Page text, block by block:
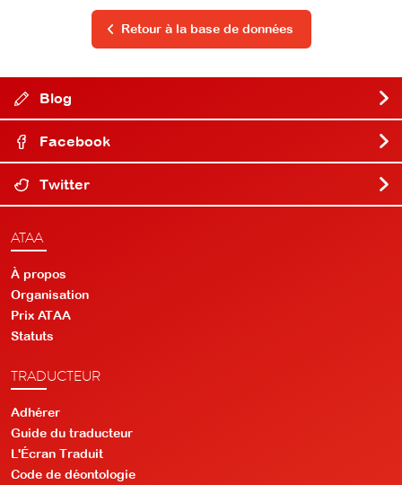
Retour à la base de données
Blog
Facebook
Twitter
ATAA
À propos
Organisation
Prix ATAA
Statuts
TRADUCTEUR
Adhérer
Guide du traducteur
L'Écran Traduit
Code de déontologie